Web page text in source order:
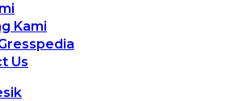
Kami
Us